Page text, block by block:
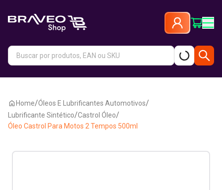
Home/Óleos E Lubrificantes Automotivos/
Lubrificante Sintético/Castrol Óleo/
Óleo Castrol Para Motos 2 Tempos 500ml